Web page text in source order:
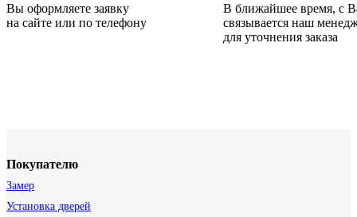
Вы оформляете заявку
на сайте или по телефону
В ближайшее время, с
связывается наш
для уточнения заказа
Покупателю
Замер
Установка дверей